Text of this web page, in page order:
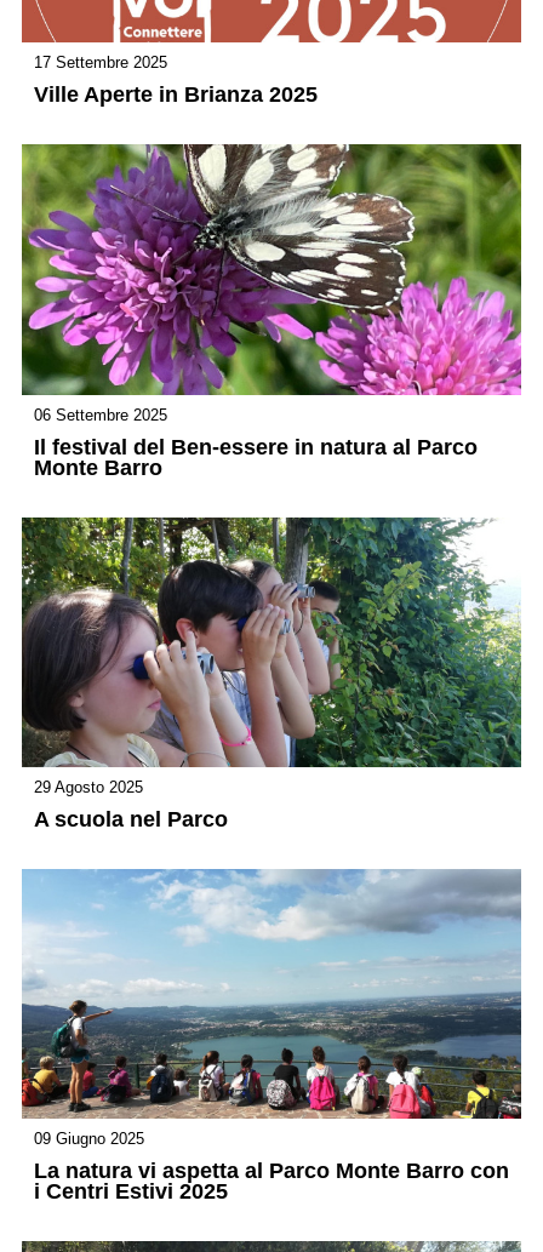
17 Settembre 2025
Ville Aperte in Brianza 2025
06 Settembre 2025
Il festival del Ben-essere in natura al Parco
Monte Barro
29 Agosto 2025
A scuola nel Parco
09 Giugno 2025
La natura vi aspetta al Parco Monte Barro con
i Centri Estivi 2025